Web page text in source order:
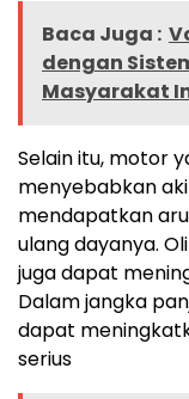
Baca Juga :
dengan
Masyarakat
Selain itu, motor
menyebabkan
mendapatkan
ulang dayanya.
juga dapat
Dalam jangka
dapat
serius